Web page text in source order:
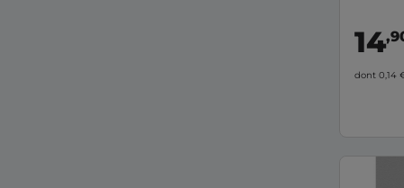
14
dont 0,14